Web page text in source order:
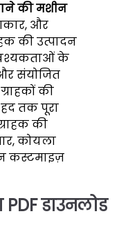
की मशीन
और
की उत्पादन
के
संयोजित
की
तक पूरा
की
कोयला
कस्टमाइज़
डाउनलोड